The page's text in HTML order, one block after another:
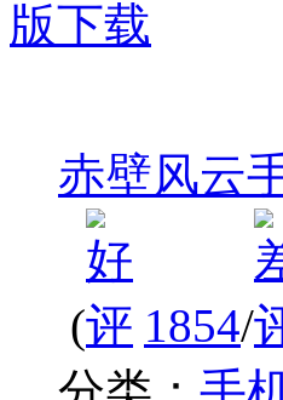
赤壁风云
( 1854/